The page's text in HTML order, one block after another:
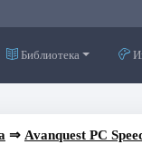
Библиотека
⇒ Avanquest PC